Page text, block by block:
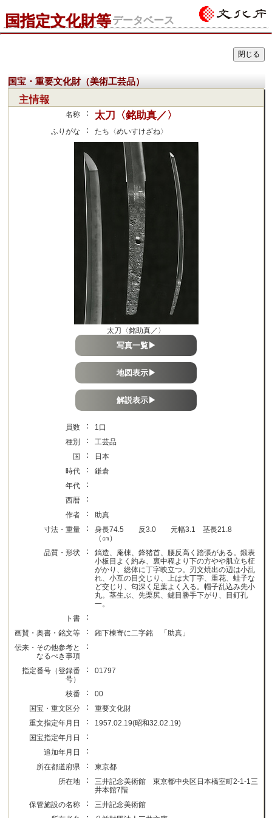
国指定文化財等データベース
国宝・重要文化財（美術工芸品）
主情報
名称 ： 太刀〈銘助真／〉
ふりがな ： たち〈めいすけざね〉
太刀〈銘助真／〉
写真一覧▶
地図表示▶
解説表示▶
員数 ：
1口
種別
：
工芸品
国
：
日本
時代
：
鎌倉
年代
：
西暦 ：
作者 ：
助真
寸法・重量
：
身長74.5 反3.0 元幅3.1 茎長21.8
（㎝）
品質・形状
：
鎬造、庵棟、鋒猪首、腰反高く踏張がある。鍛表
小板目よく約み、裏中程より下の方やや肌立ち柾
がかり、総体に丁字映立つ。刃文焼出の辺は小乱
れ、小互の目交じり、上は大丁字、重花、蛙子な
ど交じり、匂深く足葉よく入る。帽子乱込み先小
丸。茎生ぶ、先栗尻、鑢目勝手下がり、目釘孔
一。
ト書
：
画賛・奥書・銘文等 ：
鎺下棟寄に二字銘 「助真」
伝来・その他参考と
なるべき事項
：
指定番号（登録番
号）
： 01797
枝番 ：
00
国宝・重文区分
：
重要文化財
重文指定年月日
：
1957.02.19(昭和32.02.19)
国宝指定年月日
：
追加年月日 ：
所在都道府県 ：
東京都
所在地
：
三井記念美術館 東京都中央区日本橋室町2-1-1三
井本館7階
保管施設の名称
：
三井記念美術館